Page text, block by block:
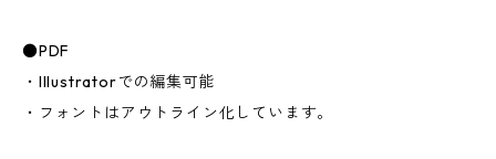
●PDF
・Illustratorでの編集可能
・フォントはアウトライン化しています。